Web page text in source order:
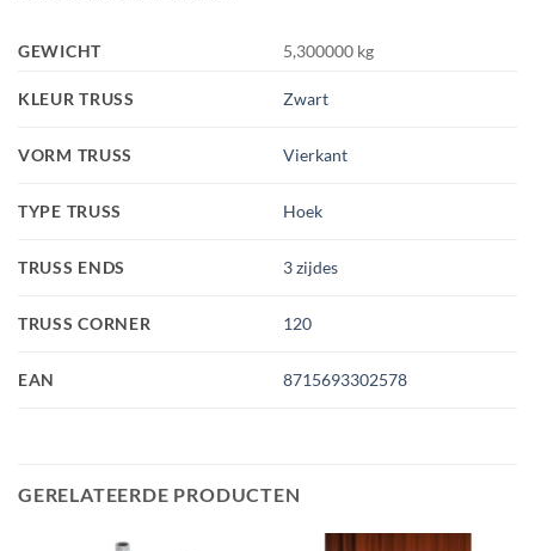
GEWICHT 5,300000 kg
KLEUR TRUSS Zwart
VORM TRUSS Vierkant
TYPE TRUSS Hoek
TRUSS ENDS 3 zijdes
TRUSS CORNER 120
EAN 8715693302578
GERELATEERDE PRODUCTEN